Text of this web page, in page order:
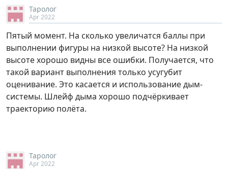
Таролог
Apr 2022
Пятый момент. На сколько увеличатся баллы при
выполнении фигуры на низкой высоте? На низкой
высоте хорошо видны все ошибки. Получается, что
такой вариант выполнения только усугубит
оценивание. Это касается и использование дым-
системы. Шлейф дыма хорошо подчёркивает
траекторию полёта.
Таролог
Apr 2022